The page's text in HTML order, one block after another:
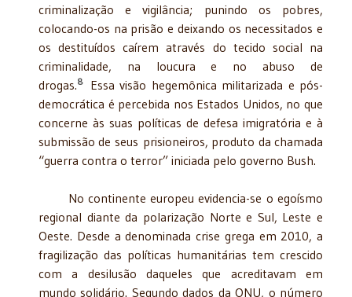
criminalização e vigilância; punindo os pobres,
colocando-os na prisão e deixando os necessitados e
os destituídos caírem através do tecido social na
criminalidade, na loucura e no abuso de
drogas.8
Essa visão hegemônica militarizada e pós-
democrática é percebida nos Estados Unidos, no que
concerne às suas políticas de defesa imigratória e à
submissão de seus prisioneiros, produto da chamada
“guerra contra o terror” iniciada pelo governo Bush.
No continente europeu evidencia-se o egoísmo
regional diante da polarização Norte e Sul, Leste e
Oeste. Desde a denominada crise grega em 2010, a
fragilização das políticas humanitárias tem crescido
com a desilusão daqueles que acreditavam em
mundo solidário. Segundo dados da ONU, o número